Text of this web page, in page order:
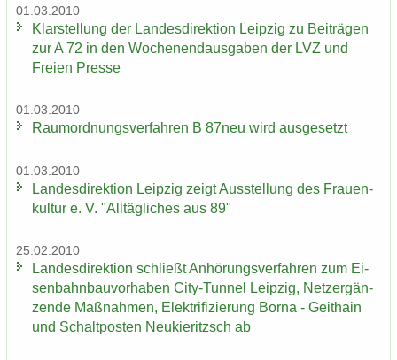
01.03.2010
Klar­stel­lung der Lan­des­di­rek­ti­on Leip­zig zu Bei­trä­gen
zur A 72 in den Wo­chen­end­aus­ga­ben der LVZ und
Frei­en Pres­se
01.03.2010
Raum­ord­nungs­ver­fah­ren B 87neu wird aus­ge­setzt
01.03.2010
Lan­des­di­rek­ti­on Leip­zig zeigt Aus­stel­lung des Frau­en­
kul­tur e. V. "All­täg­li­ches aus 89"
25.02.2010
Lan­des­di­rek­ti­on schließt An­hö­rungs­ver­fah­ren zum Ei­
sen­bahn­bau­vor­ha­ben City-​Tunnel Leip­zig, Netz­er­gän­
zen­de Maß­nah­men, Elek­tri­fi­zie­rung Borna - Geit­hain
und Schalt­pos­ten Neu­kie­ritzsch ab